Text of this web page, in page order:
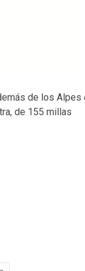
de los Alpes
de 155 millas